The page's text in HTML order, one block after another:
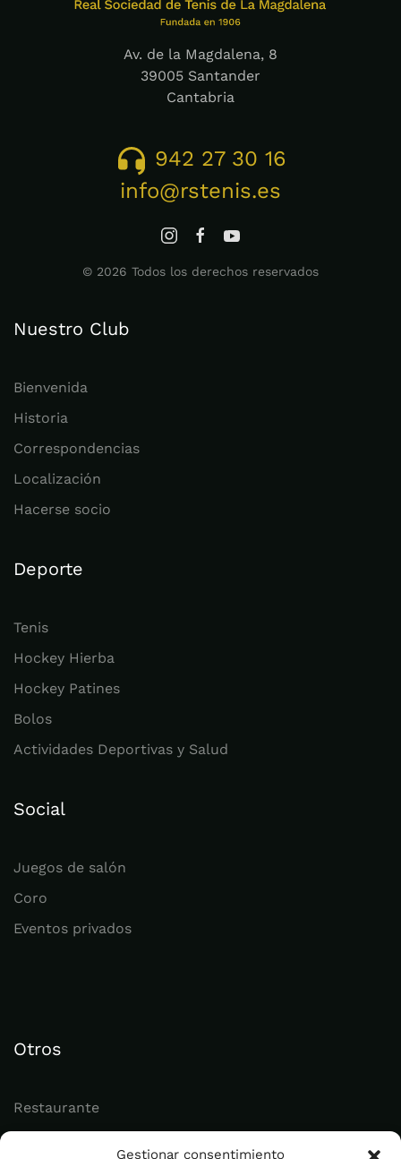
Gestionar consentimiento
Av. de la Magdalena, 8
39005 Santander
Cantabria
942 27 30 16
info@rstenis.es
© 2026 Todos los derechos reservados
Nuestro Club
Bienvenida
Historia
Correspondencias
Localización
Hacerse socio
Deporte
Tenis
Hockey Hierba
Hockey Patines
Bolos
Actividades Deportivas y Salud
Social
Juegos de salón
Coro
Eventos privados
Otros
Restaurante